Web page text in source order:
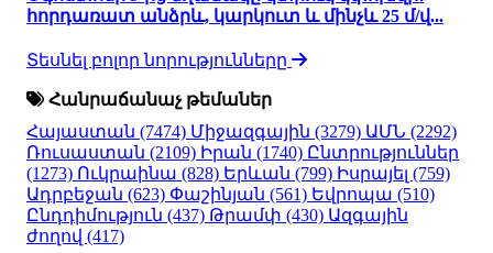
հորդառատ անձրև, կարկուտ և մինչև 25 մ/վ...
Տեսնել բոլոր նորությունները
Հանրաճանաչ թեմաներ
Հայաստան (7474) Միջազգային (3279) ԱՄՆ (2292)
Ռուսաստան (2109) Իրան (1740) Ընտրություններ
(1273) Ուկրաինա (828) Երևան (799) Իսրայել (759)
Ադրբեջան (623) Փաշինյան (561) Եվրոպա (510)
Ընդդիմություն (437) Թրամփ (430) Ազգային
ժողով (417)